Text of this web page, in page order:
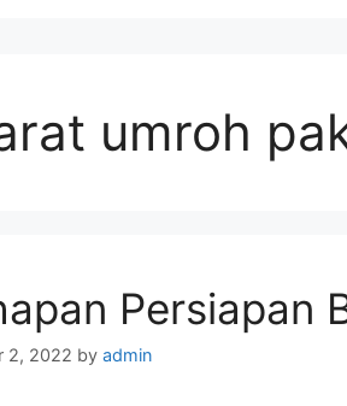
umroh
Persiapan
2, 2022 by admin